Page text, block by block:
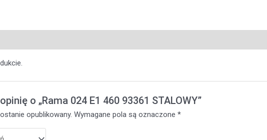
o „Rama 024 E1 460 93361 STALOWY”
opublikowany. Wymagane pola są oznaczone*